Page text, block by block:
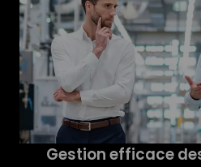
Gestion efficace